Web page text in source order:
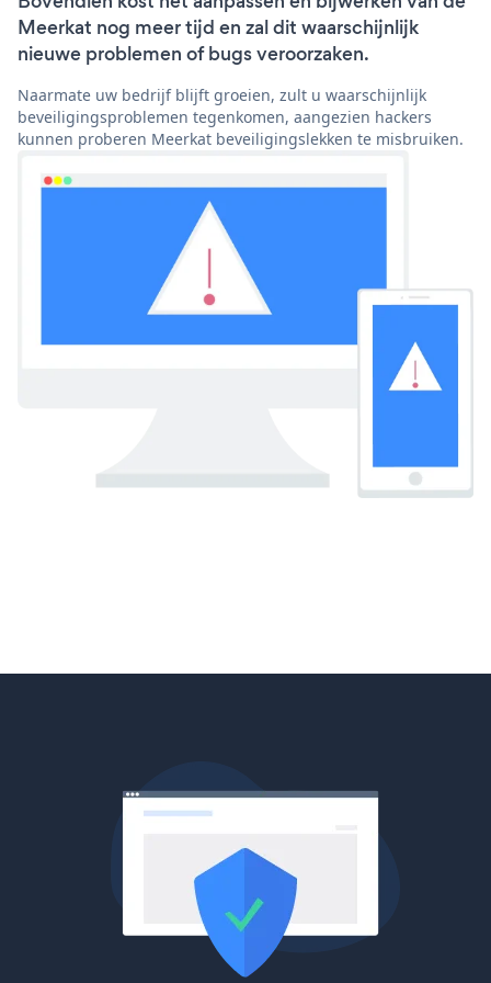
Meerkat nog meer tijd en zal dit waarschijnlijk
nieuwe problemen of bugs veroorzaken.
Naarmate uw bedrijf blijft groeien, zult u waarschijnlijk
beveiligingsproblemen tegenkomen, aangezien hackers
kunnen proberen Meerkat beveiligingslekken te misbruiken.